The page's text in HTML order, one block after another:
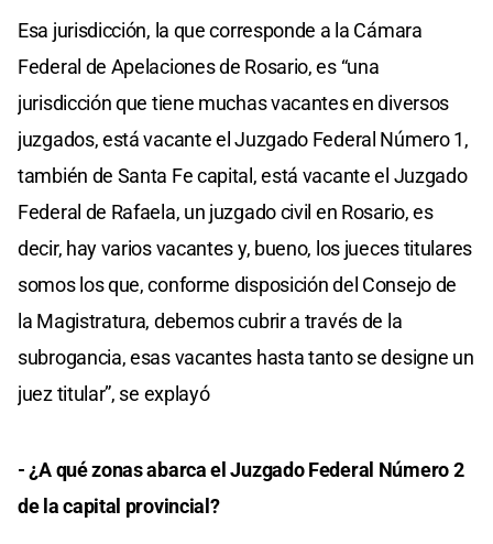
Esa jurisdicción, la que corresponde a la Cámara
Federal de Apelaciones de Rosario, es “una
jurisdicción que tiene muchas vacantes en diversos
juzgados, está vacante el Juzgado Federal Número 1,
también de Santa Fe capital, está vacante el Juzgado
Federal de Rafaela, un juzgado civil en Rosario, es
decir, hay varios vacantes y, bueno, los jueces titulares
somos los que, conforme disposición del Consejo de
la Magistratura, debemos cubrir a través de la
subrogancia, esas vacantes hasta tanto se designe un
juez titular”, se explayó
- ¿A qué zonas abarca el Juzgado Federal Número 2
de la capital provincial?